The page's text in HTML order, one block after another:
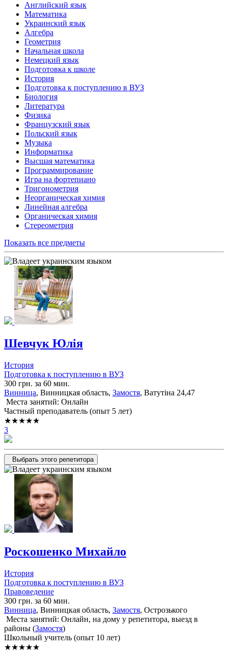
Английский язык
Математика
Украинский язык
Алгебра
Геометрия
Начальная школа
Немецкий язык
Подготовка к школе
История
Подготовка к поступлению в ВУЗ
Биология
Литература
Физика
Французский язык
Польский язык
Музыка
Информатика
Высшая математика
Программирование
Игра на фортепиано
Тригонометрия
Неорганическая химия
Линейная алгебра
Органическая химия
Стереометрия
Показать все предметы
Шевчук Юлія
История
Подготовка к поступлению в ВУЗ
300 грн. за 60 мин.
Винница, Винницкая область, Замостя, Ватутіна 24,47
Места занятий: Онлайн
Частный преподаватель (опыт 5 лет)
★★★★★
3
Выбрать этого репетитора
Роскошенко Михайло
История
Подготовка к поступлению в ВУЗ
Правоведение
300 грн. за 60 мин.
Винница, Винницкая область, Замостя, Острозького
Места занятий: Онлайн, на дому у репетитора, выезд в
районы (Замостя)
Школьный учитель (опыт 10 лет)
★★★★★